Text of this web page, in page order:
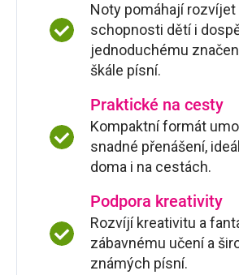
Noty pomáhají rozvíjet
schopnosti dětí i
jednoduchému
škále písní.
Praktické na cesty
Kompaktní formát
snadné přenášení,
doma i na cestách.
Podpora kreativity
Rozvíjí kreativitu a
zábavnému učení a
známých písní.